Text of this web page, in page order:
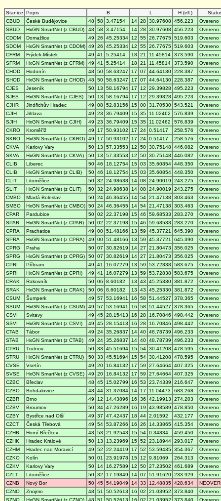
Stanice Popis B L H (ell.)
CBUD
České Budějovice 48 58 3.47154 14 28 30.97608 456.223
Overeno
SBUD
HxGN SmartNet (z CBUD) 48 58 3.47154 14 28 30.97608 456.223
Overeno
CDOM
Domažlice 49 26 45.25334 12 55 26.77675 519.603
Overeno
SDOM
HxGN SmartNet (z CDOM) 49 26 45.25334 12 55 26.77675 519.603
Overeno
CFRM
Frýdek-Místek 49 41 5.25414 18 21 11.45814 373.590
Overeno
SFRM
HxGN SmartNet (z CFRM) 49 41 5.25414 18 21 11.45814 373.590
Overeno
CHOD
Hodonín 48 50 58.63247 17 07 44.64130 228.387
Overeno
SHOD
HxGN SmartNet (z CHOD) 48 50 58.63247 17 07 44.64130 228.387
Overeno
CJES
Jeseník 50 13 58.16794 17 12 29.39828 495.223
Overeno
SJES
HxGN SmartNet (z CJES) 50 13 58.16794 17 12 29.39828 495.223
Overeno
CJHR
Jindřichův Hradec 49 08 52.83156 15 00 31.70530 543.521
Overeno
CJIH
Jihlava 49 23 36.79409 15 35 11.02462 576.839
Overeno
SJIH
HxGN SmartNet (z CJIH) 49 23 36.79409 15 35 11.02462 576.839
Overeno
CKRO
Kroměříž 49 17 50.93102 17 24 0.51417 258.576
Overeno
SKRO
HxGN SmartNet (z CKRO) 49 17 50.93102 17 24 0.51417 258.576
Overeno
CKVA
Karlovy Vary 50 13 57.33553 12 50 30.75148 446.082
Overeno
SKVA
HxGN SmartNet (z CKVA) 50 13 57.33553 12 50 30.75148 446.082
Overeno
CLIB
Liberec 50 46 18.12754 15 03 35.60854 448.350
Overeno
CLIB
HxGN SmartNet (z CLIB) 50 46 18.12754 15 03 35.60854 448.350
Overeno
CLIT
Litoměřice 50 32 24.98638 14 08 24.90019 243.275
Overeno
SLIT
HxGN SmartNet (z CLIT) 50 32 24.98638 14 08 24.90019 243.275
Overeno
CMBO
Mladá Boleslav 50 24 46.36455 14 54 21.47138 303.463
Overeno
SMBO
HxGN SmartNet (z CMBO) 50 24 46.36455 14 54 21.47138 303.463
Overeno
CPAR
Pardubice 50 02 22.37198 15 46 59.68533 283.270
Overeno
SPAR
HxGN SmartNet (z CPAR) 50 02 22.37198 15 46 59.68533 283.270
Overeno
CPRA
Prachatice 49 00 51.48166 13 59 45.37721 645.390
Overeno
SPRA
HxGN SmartNet (z CPRA) 49 00 51.48166 13 59 45.37721 645.390
Overeno
CPRG
Praha 50 07 30.82619 14 27 21.80473 356.025
Overeno
SPRG
HxGN SmartNet (z CPRG) 50 07 30.82619 14 27 21.80473 356.025
Overeno
CPRI
Příbram 49 41 16.07279 13 59 53.72838 583.675
Overeno
SPRI
HxGN SmartNet (z CPRI) 49 41 16.07279 13 59 53.72838 583.675
Overeno
CRAK
Rakovník 50 06 8.60182 13 43 45.25330 381.872
Overeno
SRAK
HxGN SmartNet (z CRAK) 50 06 8.60182 13 43 45.25330 381.872
Overeno
CSUM
Šumperk 49 57 53.16941 16 58 51.44527 378.365
Overeno
SSUM
HxGN SmartNet (z CSUM) 49 57 53.16941 16 58 51.44527 378.365
Overeno
CSVI
Svitavy 49 45 28.15413 16 28 16.70846 498.442
Overeno
SSVI
HxGN SmartNet (z CSVI) 49 45 28.15413 16 28 16.70846 498.442
Overeno
CTAB
Tábor 49 24 35.26837 14 40 48.78739 496.233
Overeno
STAB
HxGN SmartNet (z CTAB) 49 24 35.26837 14 40 48.78739 496.233
Overeno
CTRU
Trutnov 50 33 45.51694 15 54 30.41208 478.595
Overeno
STRU
HxGN SmartNet (z CTRU) 50 33 45.51694 15 54 30.41208 478.595
Overeno
CVSE
Vsetín 49 20 16.84132 17 59 27.64664 407.325
Overeno
SVSE
HxGN SmartNet (z CVSE) 49 20 16.84132 17 59 27.64664 407.325
Overeno
CZBC
Břeclav 48 45 15.02799 16 53 23.74339 216.647
Overeno
CZBO
Bohdalovice 48 44 31.37084 14 17 11.04473 683.268
Overeno
CZBR
Brno 49 12 14.43896 16 36 42.19913 274.203
Overeno
CZBV
Broumov 50 34 47.26289 16 19 43.98589 478.850
Overeno
CZBY
Bystřice nad Olší 49 37 47.42437 18 44 2.01592 432.177
Overeno
CZCT
Česká Třebová 49 54 53.87266 16 26 14.33865 415.354
Overeno
CZHB
Horní Břečkov 48 53 21.92543 15 54 0.34834 459.450
Overeno
CZHK
Hradec Králové 50 13 13.23969 15 52 23.18944 293.017
Overeno
CZHM
Hradec nad Moravicí 49 52 22.24419 17 52 53.59435 354.367
Overeno
CZKO
Kolín 50 01 23.91978 15 12 9.81069 264.313
Overeno
CZKV
Karlovy Vary 50 14 16.27589 12 50 27.23502 461.689
Overeno
CZLT
Litoměřice 50 32 17.19849 14 07 51.91620 233.929
Overeno
CZNB
Nový Bor 50 45 54.19049 14 33 12.48835 428.634
CZNO
Znojmo 48 51 50.52613 16 02 21.03952 373.840
Overeno
SZNO
HxGN SmartNet (z CZNO) 48 51 50.52613 16 02 21.03952 373.840
Overeno